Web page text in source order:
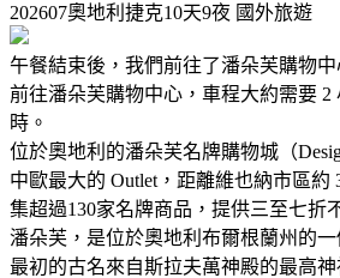
202607奧地利捷克10天9夜 國外旅遊
午餐結束後，我們前往了潘朵芙購物
前往潘朵芙購物中心，車程大約需要 2
時。
位於奧地利的潘朵芙名牌購物城（
中歐最大的 Outlet，距離維也納市區約
集超過130家名牌商品，提供三至七折
潘朵芙，是位於奧地利布爾根蘭州的
最初的古名來自斯拉夫萬神殿的最高神